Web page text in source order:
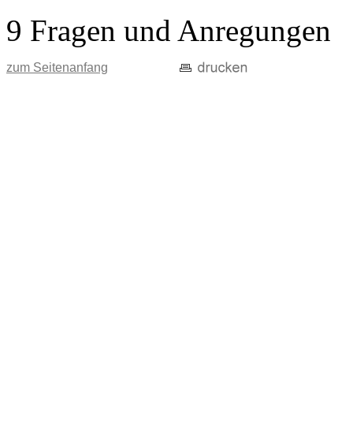
9 Fragen und Anregungen
zum Seitenanfang